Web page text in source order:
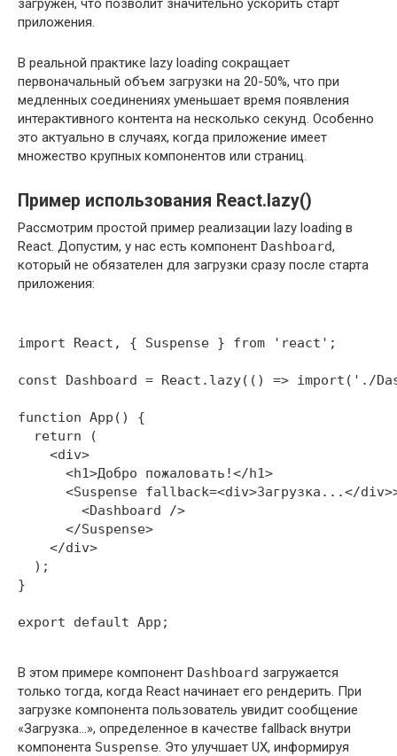
загружен, что позволит значительно ускорить старт
приложения.
В реальной практике lazy loading сокращает
первоначальный объем загрузки на 20-50%, что при
медленных соединениях уменьшает время появления
интерактивного контента на несколько секунд. Особенно
это актуально в случаях, когда приложение имеет
множество крупных компонентов или страниц.
Пример использования React.lazy()
Рассмотрим простой пример реализации lazy loading в
React. Допустим, у нас есть компонент Dashboard,
который не обязателен для загрузки сразу после старта
приложения:
import React, { Suspense } from 'react';
const Dashboard = React.lazy(() => import('./
function App() {
  return (
    <div>
      <h1>Добро пожаловать!</h1>
<Suspense fallback=<div>Загрузка...</
        <Dashboard />
      </Suspense>
    </div>
  );
}
В этом примере компонент Dashboard загружается
только тогда, когда React начинает его рендерить. При
загрузке компонента пользователь увидит сообщение
«Загрузка…», определенное в качестве fallback внутри
компонента Suspense. Это улучшает UX, информируя